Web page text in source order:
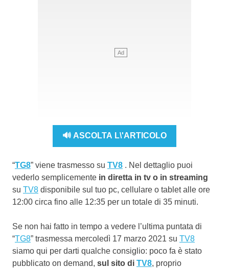
🔊 ASCOLTA L\'ARTICOLO
“TG8” viene trasmesso su TV8 . Nel dettaglio puoi
vederlo semplicemente in diretta in tv o in streaming
su TV8 disponibile sul tuo pc, cellulare o tablet alle ore
12:00 circa fino alle 12:35 per un totale di 35 minuti.
Se non hai fatto in tempo a vedere l’ultima puntata di
“TG8” trasmessa mercoledì 17 marzo 2021 su TV8
siamo qui per darti qualche consiglio: poco fa è stato
pubblicato on demand, sul sito di TV8, proprio